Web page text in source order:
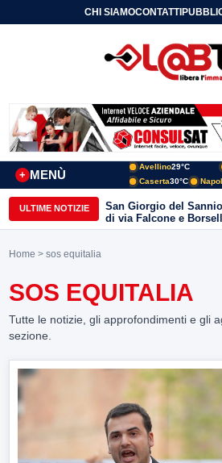
CHI SIAMOCONTATTI
MENÙ
+
Avellino29°C
Caserta30°C
ULTIME NOTIZIE
San Giorgio del
di via Falcone e
Lombardi replicano
Home > sos equitalia
SOS EQUITALIA
Tutte le notizie, gli approfondimenti e gli
sezione.